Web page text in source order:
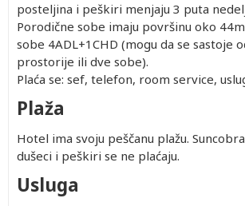
posteljina i peškiri menjaju 3 puta
Porodične sobe imaju površinu oko
sobe 4ADL+1CHD (mogu da se sastoje
prostorije ili dve sobe).
Plaća se: sef, telefon, room service,
Plaža
Hotel ima svoju peščanu plažu.
dušeci i peškiri se ne plaćaju.
Usluga